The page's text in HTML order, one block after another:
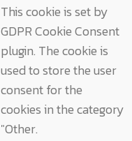
This cookie is set by
GDPR Cookie Consent
plugin. The cookie is
used to store the user
consent for the
cookies in the category
"Other.